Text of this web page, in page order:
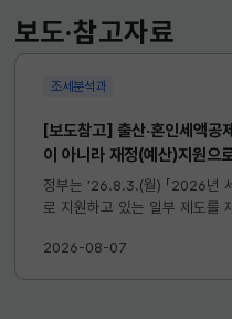
보도·참고자료
조세분석과
[보도참고] 출산·혼인세액공
이 아니라 재정(예산)지원으
정부는 ’26.8.3.(월) 「2026년
로 지원하고 있는 일부 제도를
2026-08-07